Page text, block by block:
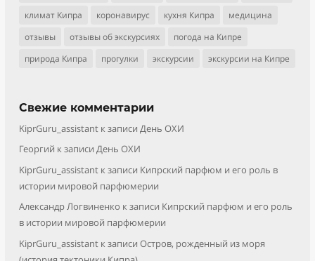
климат Кипра
коронавирус кухня Кипра
медицина
отзывы
отзывы об экскурсиях
погода на Кипре
природа Кипра
прогулки экскурсии экскурсии на Кипре
Свежие комментарии
KiprGuru_assistantк записи День ОХИ
Георгий к записи День ОХИ
KiprGuru_assistantк записи Кипрский парфюм и его роль в
истории мировой парфюмерии
Александр Логвиненко к записи Кипрский парфюм и его роль
в истории мировой парфюмерии
KiprGuru_assistantк записи Остров, рожденный из моря